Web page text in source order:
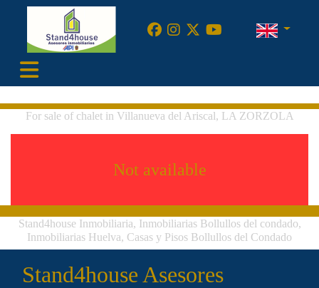
For sale of chalet in Villanueva del Ariscal, LA ZORZOLA
Not available
Stand4house Inmobiliaria, Inmobiliarias Bollullos del condado,
Inmobiliarias Huelva, Casas y Pisos Bollullos del Condado
Stand4house Asesores